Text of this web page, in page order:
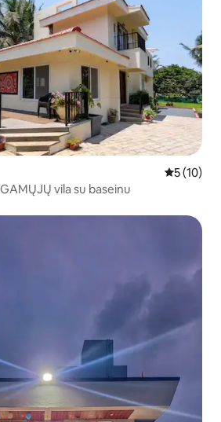
Vidutinis
5 (10)
RAMYBĖS VILA 3 MIEGAMŲJŲ vila su baseinu